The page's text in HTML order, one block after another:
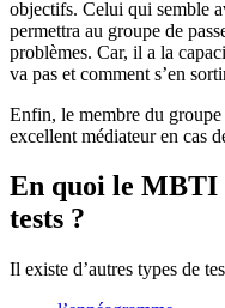
objectifs. Celui qui semble
permettra au groupe de
problèmes. Car, il a la
va pas et comment s’en
Enfin, le membre du
excellent médiateur en cas
En quoi le MBTI
tests ?
Il existe d’autres types de